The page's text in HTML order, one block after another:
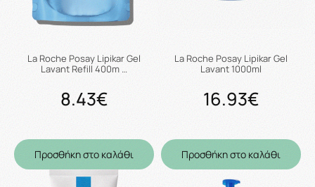
La Roche Posay Lipikar Gel
Lavant Refill 400m …
8.43€
Προσθήκη στο καλάθι
La Roche Posay Lipikar Gel
Lavant 1000ml
16.93€
Προσθήκη στο καλάθι